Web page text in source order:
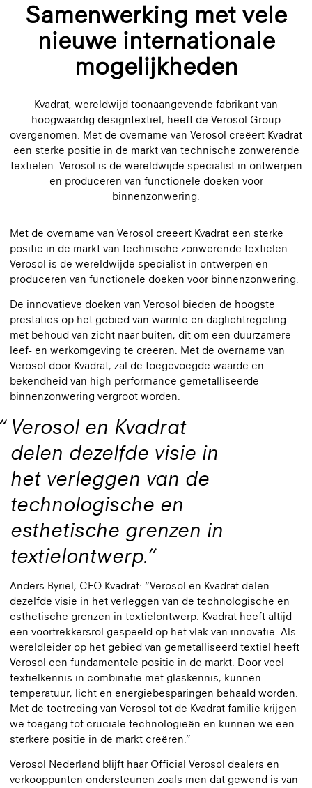
Samenwerking met vele
nieuwe internationale
mogelijkheden
Kvadrat, wereldwijd toonaangevende fabrikant van
hoogwaardig designtextiel, heeft de Verosol Group
overgenomen. Met de overname van Verosol creëert Kvadrat
een sterke positie in de markt van technische zonwerende
textielen. Verosol is de wereldwijde specialist in ontwerpen
en produceren van functionele doeken voor
binnenzonwering.
Met de overname van Verosol creëert Kvadrat een sterke
positie in de markt van technische zonwerende textielen.
Verosol is de wereldwijde specialist in ontwerpen en
produceren van functionele doeken voor binnenzonwering.
De innovatieve doeken van Verosol bieden de hoogste
prestaties op het gebied van warmte en daglichtregeling
met behoud van zicht naar buiten, dit om een duurzamere
leef- en werkomgeving te creëren. Met de overname van
Verosol door Kvadrat, zal de toegevoegde waarde en
bekendheid van high performance gemetalliseerde
binnenzonwering vergroot worden.
Verosol en Kvadrat
delen dezelfde visie in
het verleggen van de
technologische en
esthetische grenzen in
textielontwerp.
Anders Byriel, CEO Kvadrat: “Verosol en Kvadrat delen
dezelfde visie in het verleggen van de technologische en
esthetische grenzen in textielontwerp. Kvadrat heeft altijd
een voortrekkersrol gespeeld op het vlak van innovatie. Als
wereldleider op het gebied van gemetalliseerd textiel heeft
Verosol een fundamentele positie in de markt. Door veel
textielkennis in combinatie met glaskennis, kunnen
temperatuur, licht en energiebesparingen behaald worden.
Met de toetreding van Verosol tot de Kvadrat familie krijgen
we toegang tot cruciale technologieën en kunnen we een
sterkere positie in de markt creëren.”
Verosol Nederland blijft haar Official Verosol dealers en
verkooppunten ondersteunen zoals men dat gewend is van